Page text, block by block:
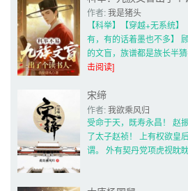
作者: 我是猪头
【科举】【穿越+无系统
有，有的话着墨也不多】
的文盲，族谱都是族长半
击阅读]
宋缔
作者: 我欲乘风归
受命于天，既寿永昌！ 赵
了太子赵祯！ 上有权欲皇
谓。 外有契丹党项虎视眈